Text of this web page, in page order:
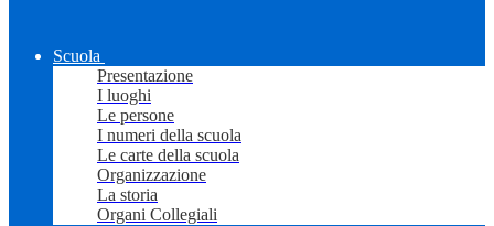
Scuola
Presentazione
I luoghi
Le persone
I numeri della scuola
Le carte della scuola
Organizzazione
La storia
Organi Collegiali